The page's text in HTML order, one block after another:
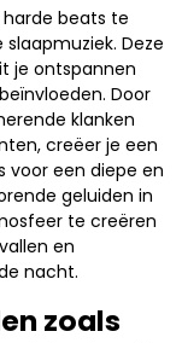
beats te
Deze
je ontspannen
Door
klanken
creëer je een
voor een diepe en
geluiden in
te creëren
en
nacht.
zoals